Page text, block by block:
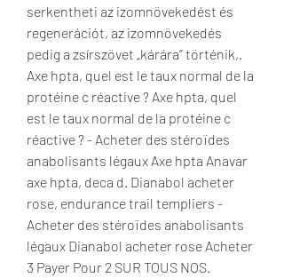
serkentheti az izomnövekedést és
regenerációt, az izomnövekedés
pedig a zsírszövet „kárára” történik,.
Axe hpta, quel est le taux normal de la
protéine c réactive ? Axe hpta, quel
est le taux normal de la protéine c
réactive ? - Acheter des stéroïdes
anabolisants légaux Axe hpta Anavar
axe hpta, deca d. Dianabol acheter
rose, endurance trail templiers -
Acheter des stéroïdes anabolisants
légaux Dianabol acheter rose Acheter
3 Payer Pour 2 SUR TOUS NOS.